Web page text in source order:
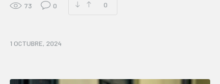
73 0 0
1 OCTUBRE, 2024